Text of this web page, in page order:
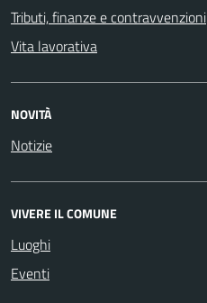
Tributi, finanze e contravvenzioni
Vita lavorativa
NOVITÀ
Notizie
VIVERE IL COMUNE
Luoghi
Eventi